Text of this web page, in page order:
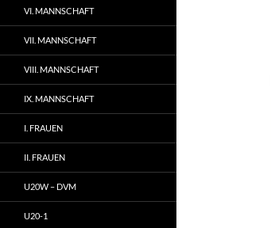
VI. MANNSCHAFT
VII. MANNSCHAFT
VIII. MANNSCHAFT
IX. MANNSCHAFT
I. FRAUEN
II. FRAUEN
U20W – DVM
U20-1